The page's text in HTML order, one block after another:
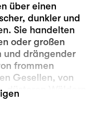
über einen
dunkler und
Sie handelten
oder großen
und drängender
frommen
Gesellen, von
düsteren Wäldern
ihnen deckten
Tafel auf,